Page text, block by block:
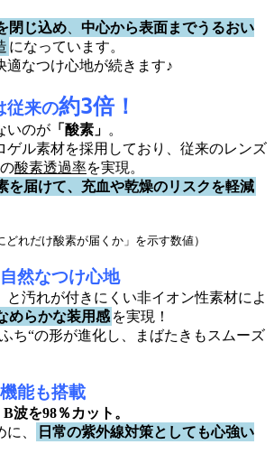
閉じ込め
中心から表面までうるおい
になっています。
適なつけ心地が続きます♪
従来の約3倍！
いのが 「酸素」 。
ゲル素材を採用しており、従来のレンズ
酸素透過率を実現。
を届けて、充血や乾燥のリスクを軽減
れだけ酸素が届くか」を示す数値）
然なつけ心地
と汚れが付きにくい非イオン性素材によ
めらかな装用感 を実現！
ふち“の形が進化し、まばたきもスムーズ
能も搭載
波を98％ カット。
、
日常の紫外線対策としても心強い